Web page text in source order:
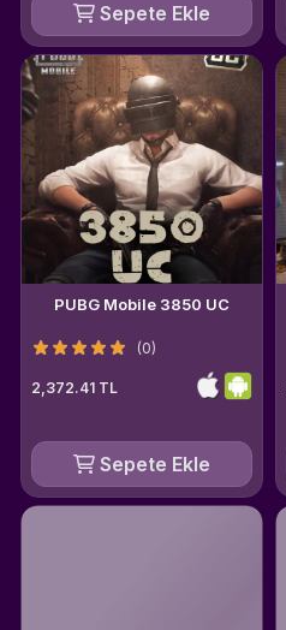
Sepete Ekle
PUBG Mobile 3850 UC
(0)
2,372.41 TL
Sepete Ekle